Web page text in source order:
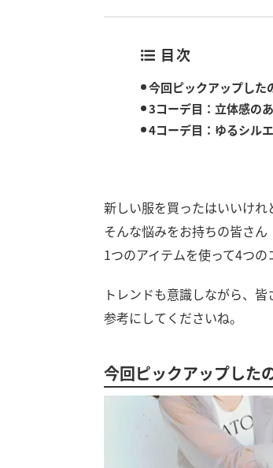
目次
今回ピックアップした
3コーデ目：立体感の
4コーデ目：ゆるシル
新しい服を買ったはいいけ
そんな悩みをお持ちの皆さん
1つのアイテムを使って4つの
トレンドも意識しながら、
参考にしてくださいね。
今回ピックアップした